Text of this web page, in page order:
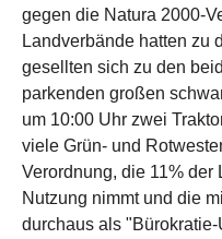
gegen die Natura 2000-
Landverbände hatten zu
gesellten sich zu den
parkenden großen
um 10:00 Uhr zwei
viele Grün- und
Verordnung, die 11% der
Nutzung nimmt und die
durchaus als